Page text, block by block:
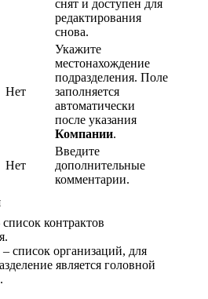
снят и доступен для
редактирования
снова.
Нет
Укажите
местонахождение
подразделения. Поле
заполняется
автоматически
после указания
Компании.
Нет
Введите
дополнительные
комментарии.
список контрактов
– список организаций, для
является головной